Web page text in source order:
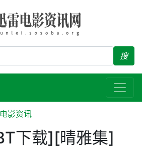
搜
电影资讯
下载][晴雅集]